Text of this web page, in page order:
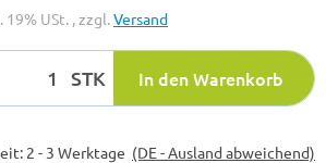
19% USt. , zzgl.Versand
STK In den Warenkorb
2 - 3 Werktage (DE - Ausland abweichend)